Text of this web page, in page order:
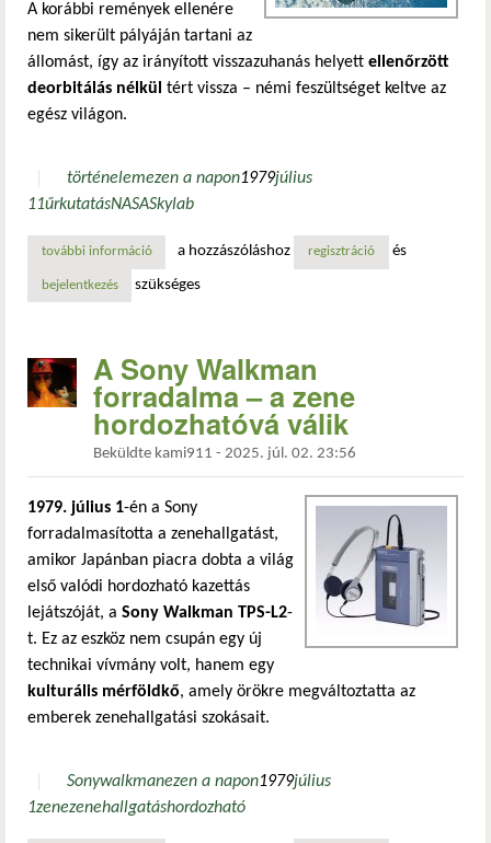
A korábbi remények ellenére
nem sikerült pályáján tartani az
állomást, így az irányított visszazuhanás helyett ellenőrzött
deorbitálás nélkül tért vissza – némi feszültséget keltve az
egész világon.
történelemezen a napon1979július
11űrkutatásNASASkylab
további információskylab visszatérése – egy korszak lezárása az
a hozzászóláshoz regisztráció és
bejelentkezés szükséges
A Sony Walkman
forradalma – a zene
hordozhatóvá válik
Beküldte kami911 - 2025. júl. 02. 23:56
1979. július 1-én a Sony
forradalmasította a zenehallgatást,
amikor Japánban piacra dobta a világ
első valódi hordozható kazettás
lejátszóját, a Sony Walkman TPS-L2-
t. Ez az eszköz nem csupán egy új
technikai vívmány volt, hanem egy
kulturális mérföldkő, amely örökre megváltoztatta az
emberek zenehallgatási szokásait.
Sonywalkmanezen a napon1979július
1zenezenehallgatáshordozható